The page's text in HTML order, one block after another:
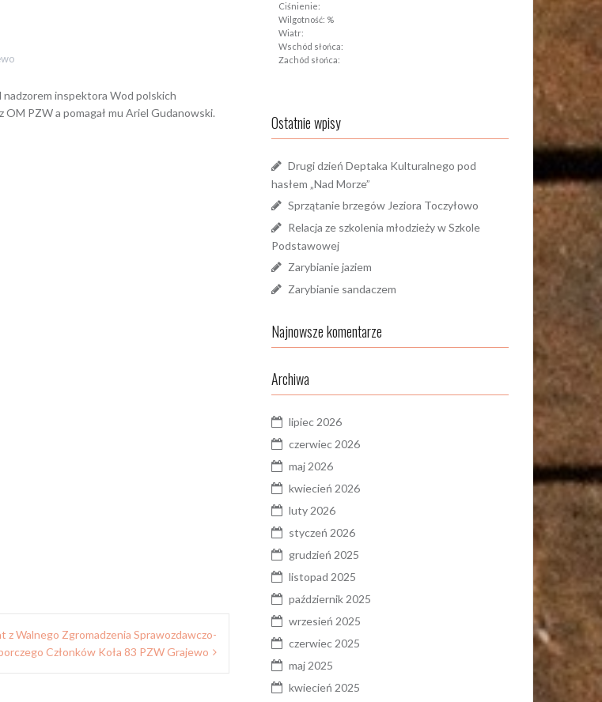
nadzorem inspektora Wod polskich
OM PZW a pomagał mu Ariel Gudanowski.
z Walnego Zgromadzenia Sprawozdawczo-
Członków Koła 83 PZW Grajewo
Ciśnienie:
Wilgotność: %
Wiatr:
Wschód słońca:
Zachód słońca:
Ostatnie wpisy
Drugi dzień Deptaka Kulturalnego pod
hasłem „Nad Morze”
Sprzątanie brzegów Jeziora Toczyłowo
Relacja ze szkolenia młodzieży w Szkole
Podstawowej
Zarybianie jaziem
Zarybianie sandaczem
Najnowsze komentarze
Archiwa
lipiec 2026
czerwiec 2026
maj 2026
kwiecień 2026
luty 2026
styczeń 2026
grudzień 2025
listopad 2025
październik 2025
wrzesień 2025
czerwiec 2025
maj 2025
kwiecień 2025